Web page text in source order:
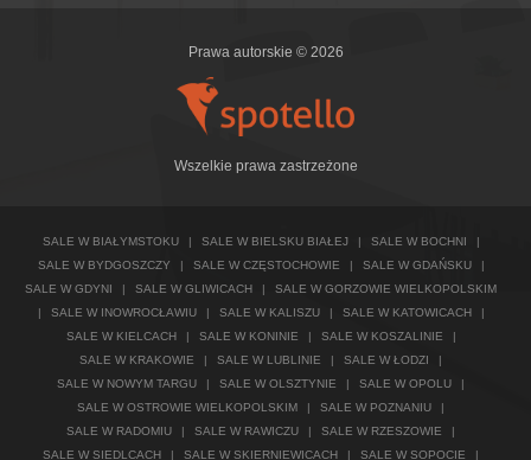
Prawa autorskie © 2026
Wszelkie prawa zastrzeżone
SALE W BIAŁYMSTOKU | SALE W BIELSKU BIAŁEJ | SALE W BOCHNI
|
SALE W BYDGOSZCZY
| SALE W CZĘSTOCHOWIE | SALE W GDAŃSKU
|
SALE W GDYNI
| SALE W GLIWICACH |
SALE W GORZOWIE WIELKOPOLSKIM
|
SALE W INOWROCŁAWIU | SALE W KALISZU | SALE W KATOWICACH
|
SALE W KIELCACH
| SALE W KONINIE | SALE W KOSZALINIE
|
SALE W KRAKOWIE
| SALE W LUBLINIE | SALE W ŁODZI
|
SALE W NOWYM TARGU
| SALE W OLSZTYNIE | SALE W OPOLU
|
SALE W OSTROWIE WIELKOPOLSKIM
| SALE W POZNANIU
|
SALE W RADOMIU
| SALE W RAWICZU | SALE W RZESZOWIE
|
SALE W SIEDLCACH
| SALE W SKIERNIEWICACH | SALE W SOPOCIE |